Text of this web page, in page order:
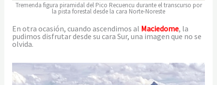
Tremenda figura piramidal del Pico Recuencu durante el transcurso por
la pista forestal desde la cara Norte-Noreste
En otra ocasión, cuando ascendimos al Maciedome, la
pudimos disfrutar desde su cara Sur, una imagen que no se
olvida.